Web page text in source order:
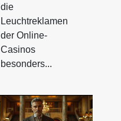
die
Leuchtreklamen
der Online-
Casinos
besonders...